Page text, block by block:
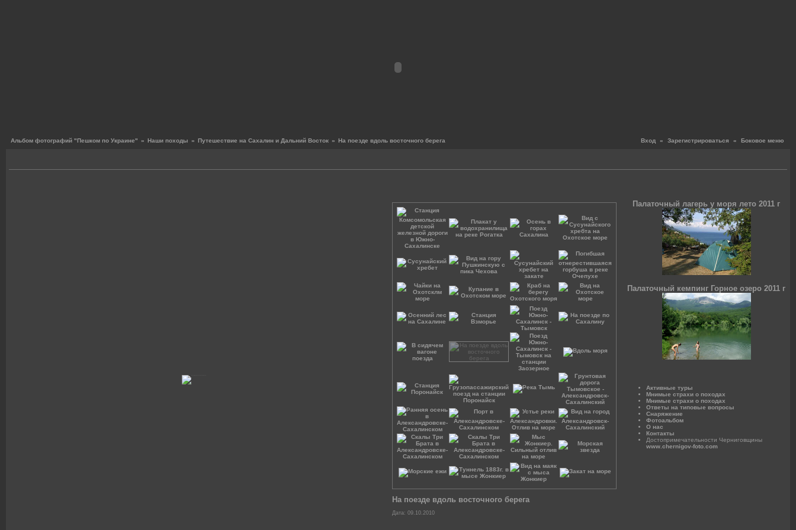
Вход « Зарегистрироваться « Боковое меню
Альбом фотографий "Пешком по Украине" » Наши походы » Путешествие на Сахалин и Дальний Восток » На поезде вдоль восточного берега
На поезде вдоль восточного берега
Дата: 09.10.2010
Палаточный лагерь у моря лето 2011 г
Палаточный кемпинг Горное озеро 2011 г
Активные туры
Мнимые страхи о походах
Мнимые страхи о походах
Ответы на типовые вопросы
Снаряжение
Фотоальбом
О нас
Контакты
Достопримечательности Черниговщины
www.chernigov-foto.com